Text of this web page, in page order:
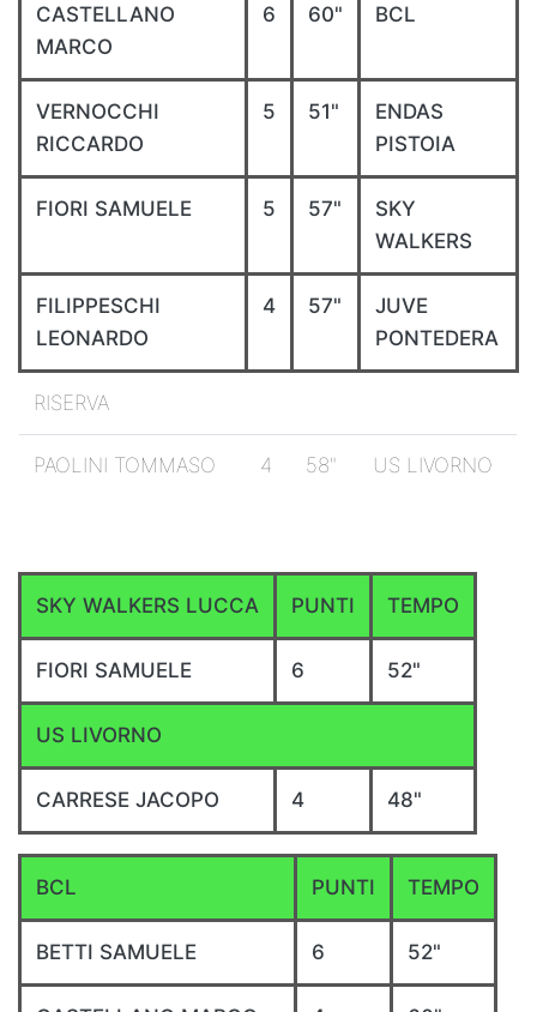
CASTELLANO
MARCO
6 60" BCL
VERNOCCHI
RICCARDO
5 51"
ENDAS
PISTOIA
FIORI SAMUELE 5 57"
SKY
WALKERS
FILIPPESCHI
LEONARDO
4 57"
JUVE
PONTEDERA
RISERVA
PAOLINI TOMMASO 4 58" US LIVORNO
SKY WALKERS LUCCA PUNTI TEMPO
FIORI SAMUELE 6 52"
US LIVORNO
CARRESE JACOPO 4 48"
BCL PUNTI TEMPO
BETTI SAMUELE 6 52"